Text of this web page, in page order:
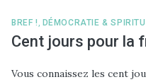
BREF ! DÉMOCRATIE &
Cent jours pour la
Vous connaissez les cent